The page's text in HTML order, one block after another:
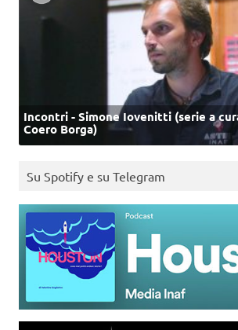
Incontri - Simone Iovenitti (serie a
Coero Borga)
Su Spotify e su Telegram